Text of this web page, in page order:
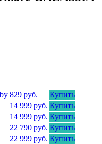
829 руб.
Купить
14 999 руб. Купить
14 999 руб. Купить
22 790 руб. Купить
22 999 руб. Купить